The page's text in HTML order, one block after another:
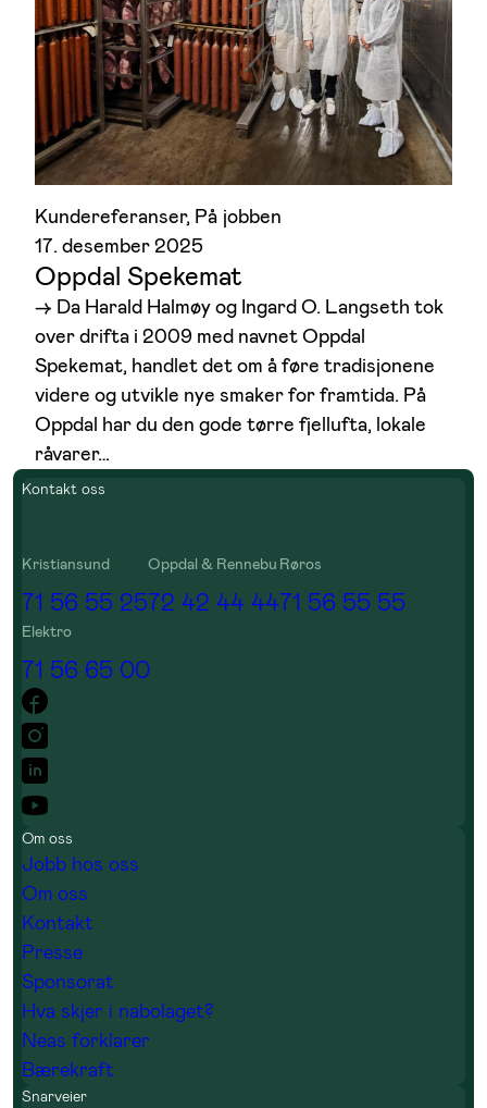
Kundereferanser, På jobben
17. desember 2025
Oppdal Spekemat
→ Da Harald Halmøy og Ingard O. Langseth tok
over drifta i 2009 med navnet Oppdal
Spekemat, handlet det om å føre tradisjonene
videre og utvikle nye smaker for framtida. På
Oppdal har du den gode tørre fjellufta, lokale
råvarer…
Kontakt oss
Kristiansund
71 56 55 25
Oppdal & Rennebu
72 42 44 44
Røros
71 56 55 55
Elektro
71 56 65 00
Om oss
Jobb hos oss
Om oss
Kontakt
Presse
Sponsorat
Hva skjer i nabolaget?
Neas forklarer
Bærekraft
Snarveier